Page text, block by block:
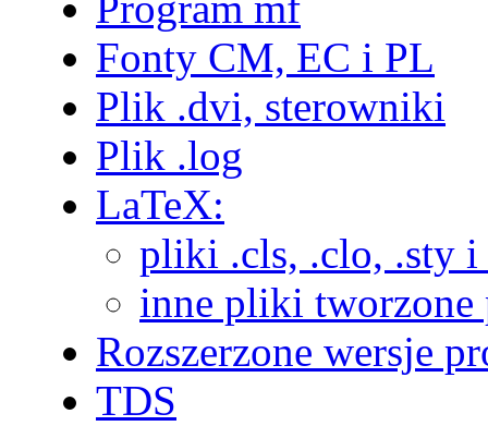
Fonty CM, EC i PL
Plik .dvi, sterowniki
Plik .log
LaTeX:
pliki .cls, .clo, .sty
inne pliki tworzone
Rozszerzone wersje
TDS